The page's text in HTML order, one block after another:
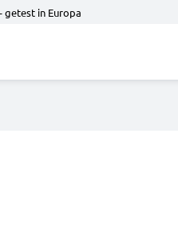
getest in Europa